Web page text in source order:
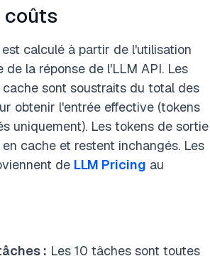
coûts
calculé à partir de l'utilisation
la réponse de l'LLM API. Les
sont soustraits du total des
obtenir l'entrée effective (tokens
uniquement). Les tokens de sortie
cache et restent inchangés. Les
de LLM Pricing au
: Les 10 tâches sont toutes